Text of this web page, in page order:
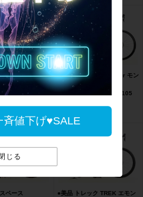
斉値下げ♥SALE
じる
CATEYE ボルト
ロントライト 点
美品 ウィリエール Wilier モン
テグラッパ ディスク
MONTEGRAPPA DISC 105
ペース
●美品 トレック TREK エモン